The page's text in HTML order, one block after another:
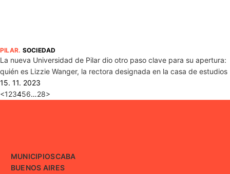
PILAR. SOCIEDAD
La nueva Universidad de Pilar dio otro paso clave para su apertura:
quién es Lizzie Wanger, la rectora designada en la casa de estudios
15. 11. 2023
<123456…28>
MUNICIPIOSCABA
BUENOS AIRES